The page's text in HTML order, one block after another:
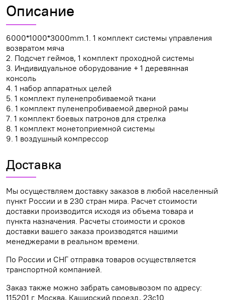
Описание
6000*1000*3000mm.1. 1 комплект системы управления
возвратом мяча
2. Подсчет геймов, 1 комплект проходной системы
3. Индивидуальное оборудование + 1 деревянная
консоль
4. 1 набор аппаратных целей
5. 1 комплект пуленепробиваемой ткани
6. 1 комплект пуленепробиваемой дверной рамы
7. 1 комплект боевых патронов для стрелка
8. 1 комплект монетоприемной системы
9. 1 воздушный компрессор
Доставка
Мы осуществляем доставку заказов в любой населенный
пункт России и в 230 стран мира. Расчет стоимости
доставки производится исходя из объема товара и
пункта назначения. Расчеты стоимости и сроков
доставки вашего заказа производятся нашими
менеджерами в реальном времени.
По России и СНГ отправка товаров осуществляется
транспортной компанией.
Заказ также можно забрать самовывозом по адресу:
115201 г. Москва, Каширский проезд, 23с10